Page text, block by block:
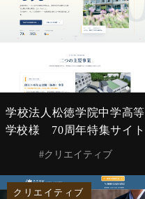
学校法人松徳学院中学高等
学校様 70周年特集サイト
#クリエイティブ
クリエイティブ